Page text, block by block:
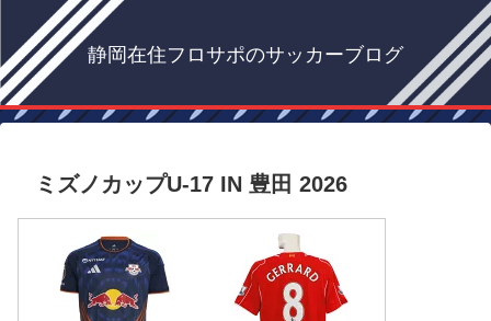
静岡在住フロサポのサッカーブログ
ミズノカップU-17 IN 豊田 2026